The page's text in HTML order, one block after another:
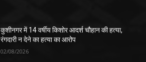
कुशीनगर में 14 वर्षीय किशोर आदर्श चौहान की हत्या,
रंगदारी न देने का हत्या का आरोप
02/08/2026